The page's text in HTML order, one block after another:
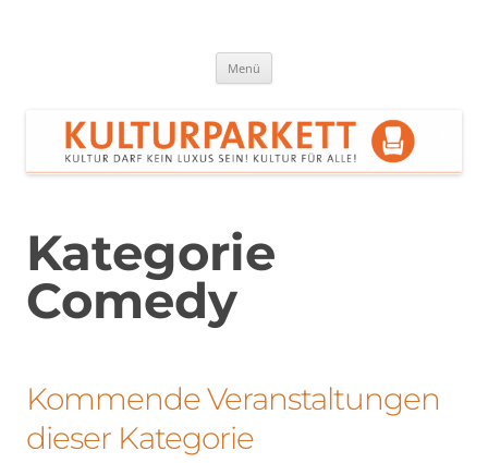
Menü
Kategorie
Comedy
Kommende Veranstaltungen
dieser Kategorie